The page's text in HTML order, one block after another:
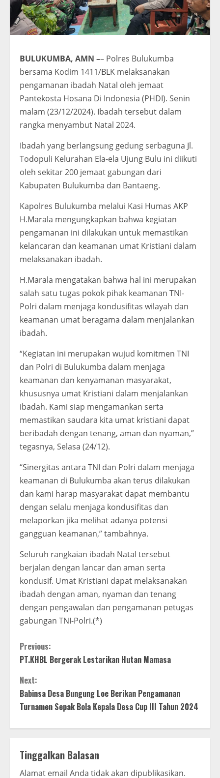
BULUKUMBA, AMN –– Polres Bulukumba
bersama Kodim 1411/BLK melaksanakan
pengamanan ibadah Natal oleh jemaat
Pantekosta Hosana Di Indonesia (PHDI). Senin
malam (23/12/2024). Ibadah tersebut dalam
rangka menyambut Natal 2024.
Ibadah yang berlangsung gedung serbaguna Jl.
Todopuli Kelurahan Ela-ela Ujung Bulu ini diikuti
oleh sekitar 200 jemaat gabungan dari
Kabupaten Bulukumba dan Bantaeng.
Kapolres Bulukumba melalui Kasi Humas AKP
H.Marala mengungkapkan bahwa kegiatan
pengamanan ini dilakukan untuk memastikan
kelancaran dan keamanan umat Kristiani dalam
melaksanakan ibadah.
H.Marala mengatakan bahwa hal ini merupakan
salah satu tugas pokok pihak keamanan TNI-
Polri dalam menjaga kondusifitas wilayah dan
keamanan umat beragama dalam menjalankan
ibadah.
“Kegiatan ini merupakan wujud komitmen TNI
dan Polri di Bulukumba dalam menjaga
keamanan dan kenyamanan masyarakat,
khususnya umat Kristiani dalam menjalankan
ibadah. Kami siap mengamankan serta
memastikan saudara kita umat kristiani dapat
beribadah dengan tenang, aman dan nyaman,”
tegasnya, Selasa (24/12).
“Sinergitas antara TNI dan Polri dalam menjaga
keamanan di Bulukumba akan terus dilakukan
dan kami harap masyarakat dapat membantu
dengan selalu menjaga kondusifitas dan
melaporkan jika melihat adanya potensi
gangguan keamanan,” tambahnya.
Seluruh rangkaian ibadah Natal tersebut
berjalan dengan lancar dan aman serta
kondusif. Umat Kristiani dapat melaksanakan
ibadah dengan aman, nyaman dan tenang
dengan pengawalan dan pengamanan petugas
gabungan TNI-Polri.(*)
C
o
n
t
i
n
u
Previous:
PT.KHBL Bergerak Lestarikan Hutan Mamasa
Next:
Babinsa Desa Bungung Loe Berikan Pengamanan
Turnamen Sepak Bola Kepala Desa Cup III Tahun 2024
Tinggalkan Balasan
Alamat email Anda tidak akan dipublikasikan.